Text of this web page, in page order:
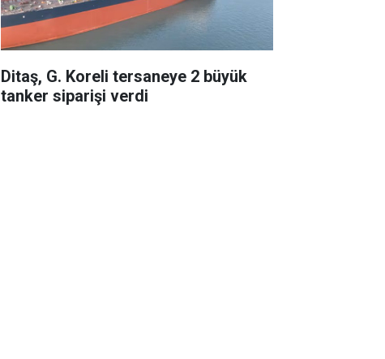
Ditaş, G. Koreli tersaneye 2 büyük
tanker siparişi verdi